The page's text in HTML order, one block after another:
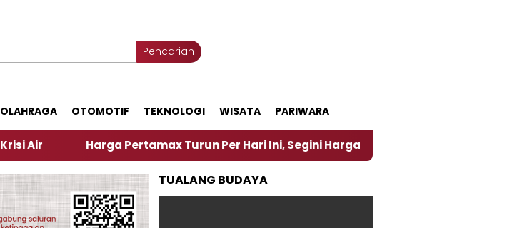
Pencarian
OLAHRAGA OTOMOTIF TEKNOLOGI WISATA PARIWARA
Harga Pertamax Turun Per Hari Ini, Segini Harganya
TUALANG BUDAYA